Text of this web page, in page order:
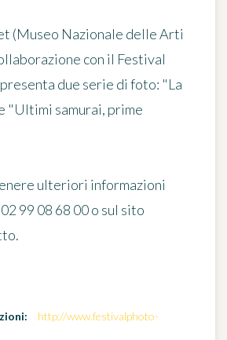
(Museo Nazionale delle Arti
con il Festival
due serie di foto: "La
"Ultimi samurai, prime
ulteriori informazioni
99 08 68 00 o sul sito
http://www.festivalphoto-